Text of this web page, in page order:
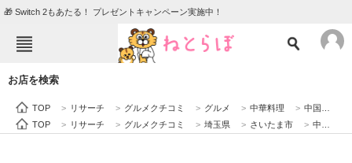
🎁 Switch 2もあたる！ プレゼントキャンペーン実施中！
エンタメ クイズ
お店を検索
TOP > リサーチ > グルメクチコミ > グルメ > 中華料理 > 中国料理 成蹊（埼玉県）
TOP
> リサーチ > グルメクチコミ > 埼玉県 > さいたま市 > 中国料理 成蹊（埼玉県）